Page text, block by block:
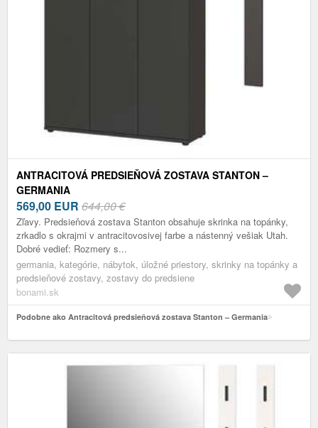
ANTRACITOVÁ PREDSIEŇOVÁ ZOSTAVA STANTON –
GERMANIA
569,00 EUR 644,00 €
Zľavy. Predsieňová zostava Stanton obsahuje skrinka na topánky,
zrkadlo s okrajmi v antracitovosivej farbe a nástenný vešiak Utah.
Dobré vedieť: Rozmery s...
germania, kategórie, nábytok, úložné priestory, skrinky na topánky a
predsieňové zostavy, zostavy do predsiene
bonami.sk
Podobne ako Antracitová predsieňová zostava Stanton – Germania